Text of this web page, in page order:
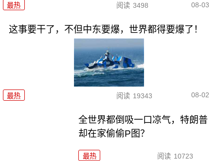
最热 阅读 3498 08-03
这事要干了，不但中东要爆，世界都得要爆了！
最热 阅读 19343 08-02
全世界都倒吸一口凉气，特朗普
却在家偷偷P图？
最热 阅读 10723